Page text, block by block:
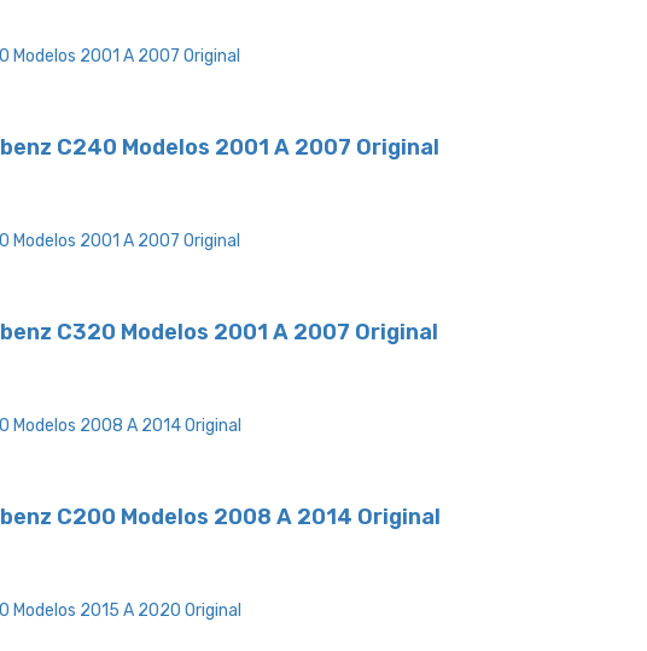
C240 Modelos 2001 A 2007 Original
C320 Modelos 2001 A 2007 Original
C200 Modelos 2008 A 2014 Original